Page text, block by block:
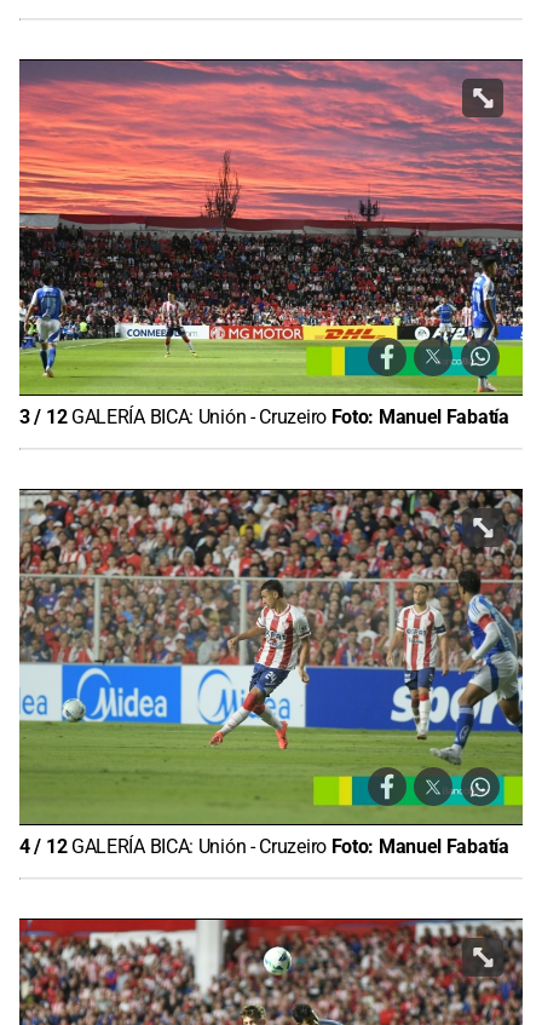
3/ 12 GALERÍA BICA: Unión - Cruzeiro Foto: Manuel Fabatía
4/ 12 GALERÍA BICA: Unión - Cruzeiro Foto: Manuel Fabatía